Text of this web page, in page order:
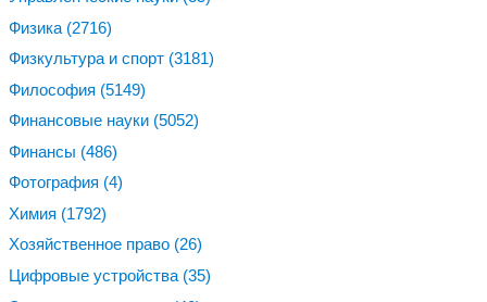
Физика (2716)
Физкультура и спорт (3181)
Философия (5149)
Финансовые науки (5052)
Финансы (486)
Фотография (4)
Химия (1792)
Хозяйственное право (26)
Цифровые устройства (35)